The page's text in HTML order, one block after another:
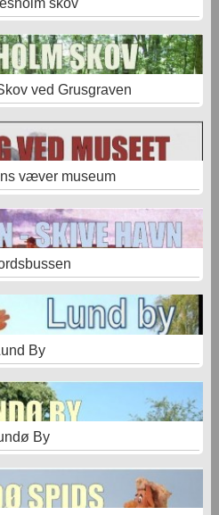
skov
ved Grusgraven
væver museum
By
By